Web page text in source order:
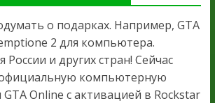
о подарках. Например, GTA
2 для компьютера.
и других стран! Сейчас
компьютерную
Online с активацией в Rockstar